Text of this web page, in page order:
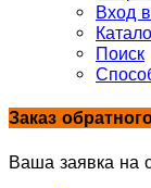
Вход
Поиск
Заказ
Ваша заявка на